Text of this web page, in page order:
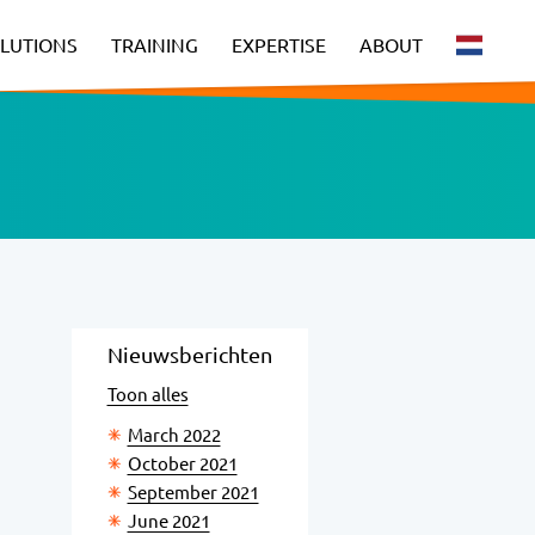
TRAINING EXPERTISE ABOUT
Nieuwsberichten
Toon alles
March 2022
October 2021
September 2021
June 2021